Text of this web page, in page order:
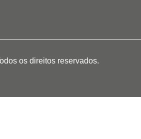
os direitos reservados.